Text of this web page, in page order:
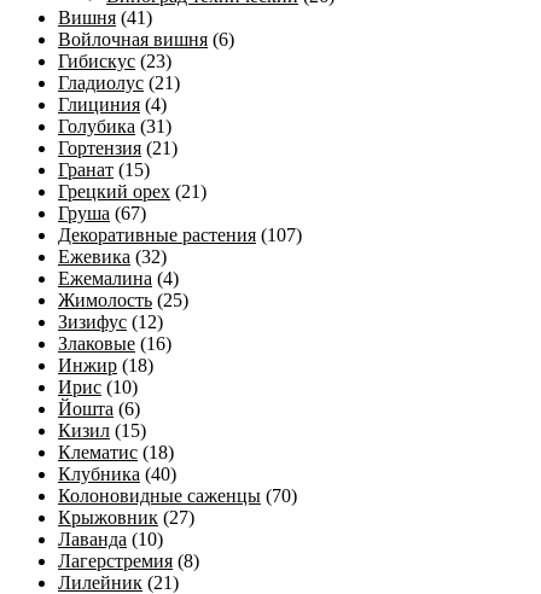
Вишня (41)
Войлочная вишня (6)
Гибискус (23)
Гладиолус (21)
Глициния (4)
Голубика (31)
Гортензия (21)
Гранат (15)
Грецкий орех (21)
Груша (67)
Декоративные растения (107)
Ежевика (32)
Ежемалина (4)
Жимолость (25)
Зизифус (12)
Злаковые (16)
Инжир (18)
Ирис (10)
Йошта (6)
Кизил (15)
Клематис (18)
Клубника (40)
Колоновидные саженцы (70)
Крыжовник (27)
Лаванда (10)
Лагерстремия (8)
Лилейник (21)